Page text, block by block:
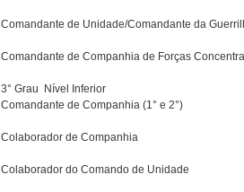
Comandante de Unidade/Comandante da
Comandante de Companhia de Forças
3° Grau  Nível Inferior
Comandante de Companhia (1° e 2°)
Colaborador de Companhia
Colaborador do Comando de Unidade